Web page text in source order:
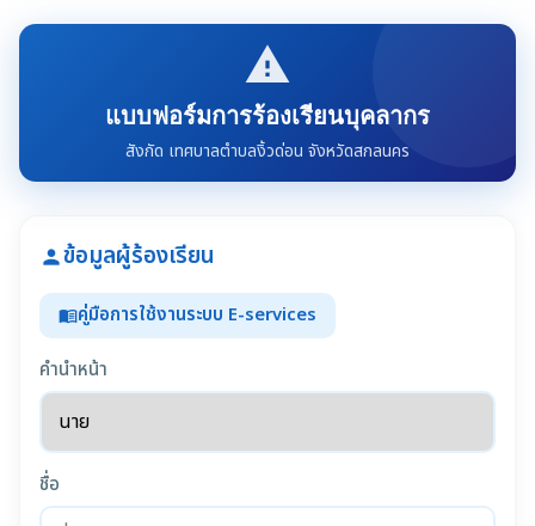
report_problem
แบบฟอร์มการร้องเรียนบุคลากร
สังกัด เทศบาลตำบลงิ้วด่อน จังหวัดสกลนคร
personข้อมูลผู้ร้องเรียน
menu_bookคู่มือการใช้งานระบบ E-services
คำนำหน้า
ชื่อ